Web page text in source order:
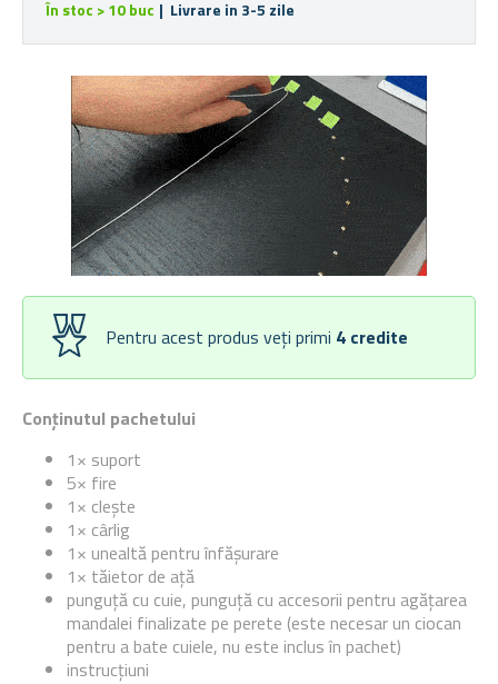
Conținutul pachetului
1× suport
5× fire
1× clește
1× cârlig
1× unealtă pentru înfășurare
1× tăietor de ață
punguță cu cuie, punguță cu accesorii pentru agățarea
mandalei finalizate pe perete (este necesar un ciocan
pentru a bate cuiele, nu este inclus în pachet)
instrucțiuni
În stoc > 10 buc | Livrare in 3-5 zile
Pentru acest produs veți primi 4 credite